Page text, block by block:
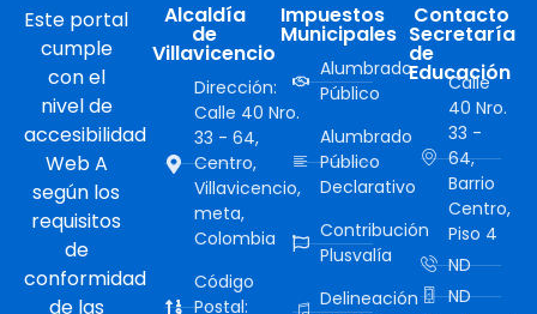
Este portal
cumple
con el
nivel de
accesibilidad
Web A
según los
requisitos
de
conformidad
de las
Alcaldía
de
Villavicencio
Dirección:
Calle 40 Nro.
33 - 64,
Centro,
Villavicencio,
meta,
Colombia
Código
Postal:
Impuestos
Municipales
Alumbrado
Público
Alumbrado
Público
Declarativo
Contribución
Plusvalía
Delineación
Contacto
Secretaría
de
Educación
Calle
40 Nro.
33 -
64,
Barrio
Centro,
Piso 4
ND
ND